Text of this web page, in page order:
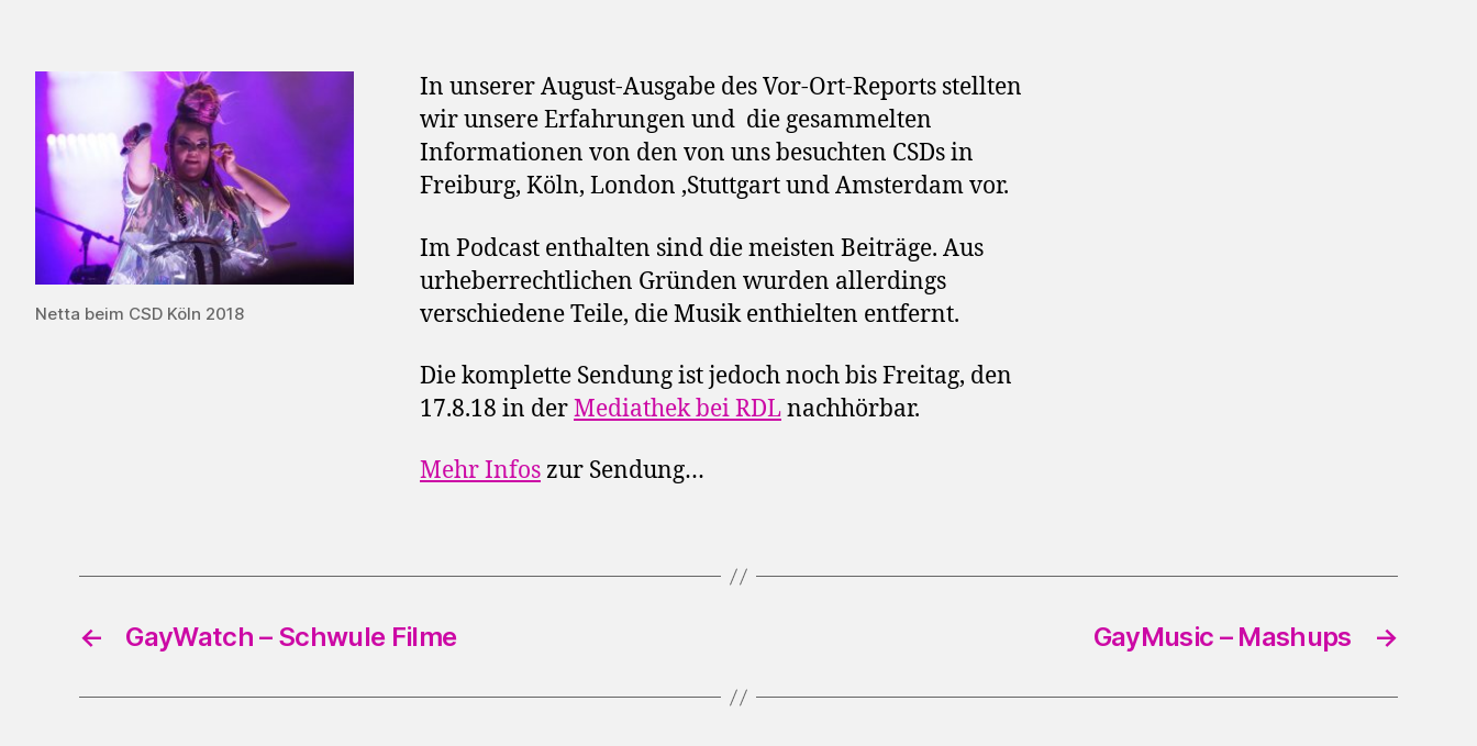
Netta beim CSD Köln 2018
In unserer August-Ausgabe des Vor-Ort-Reports stellten
wir unsere Erfahrungen und die gesammelten
Informationen von den von uns besuchten CSDs in
Freiburg, Köln, London ,Stuttgart und Amsterdam vor.
Im Podcast enthalten sind die meisten Beiträge. Aus
urheberrechtlichen Gründen wurden allerdings
verschiedene Teile, die Musik enthielten entfernt.
Die komplette Sendung ist jedoch noch bis Freitag, den
17.8.18 in derMediathek bei RDLnachhörbar.
Mehr Infoszur Sendung…
← GayWatch – Schwule Filme →
GayMusic – Mashups